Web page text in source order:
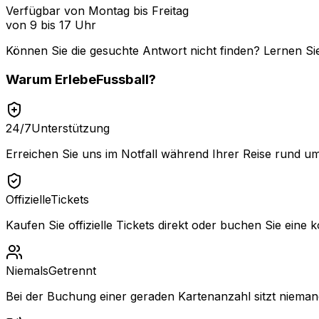
Verfügbar von Montag bis Freitag
von 9 bis 17 Uhr
Können Sie die gesuchte Antwort nicht finden? Lernen
Warum ErlebeFussball?
24/7Unterstützung
Erreichen Sie uns im Notfall während Ihrer Reise rund
OffizielleTickets
Kaufen Sie offizielle Tickets direkt oder buchen Sie eine
NiemalsGetrennt
Bei der Buchung einer geraden Kartenanzahl sitzt